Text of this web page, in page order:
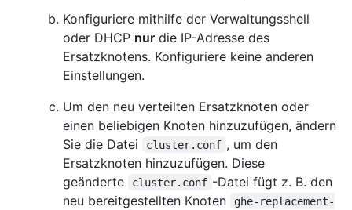
Konfiguriere mithilfe der Verwaltungsshell
oder DHCP nur die IP-Adresse des
Ersatzknotens. Konfiguriere keine anderen
Einstellungen.
Um den neu verteilten Ersatzknoten oder
einen beliebigen Knoten hinzuzufügen, ändern
Sie die Datei
cluster.conf , um den
Ersatzknoten hinzuzufügen. Diese
geänderte
cluster.conf -Datei fügt z. B. den
neu bereitgestellten Knoten
ghe-replacement-